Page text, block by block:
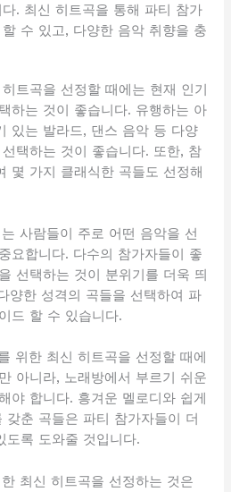
. 최신 히트곡을 통해 파티 참가
수 있고, 다양한 음악 취향을 충
트곡을 선정할 때에는 현재 인기
하는 것이 좋습니다. 유행하는 아
있는 발라드, 댄스 음악 등 다양
택하는 것이 좋습니다. 또한, 참
몇 가지 클래식한 곡들도 선정해
사람들이 주로 어떤 음악을 선
요합니다. 다수의 참가자들이 좋
선택하는 것이 분위기를 더욱 띄
양한 성격의 곡들을 선택하여 파
드 할 수 있습니다.
위한 최신 히트곡을 선정할 때에
아니라, 노래방에서 부르기 쉬운
야 합니다. 흥겨운 멜로디와 쉽게
춘 곡들은 파티 참가자들이 더
도록 도와줄 것입니다.
최신 히트곡을 선정하는 것은